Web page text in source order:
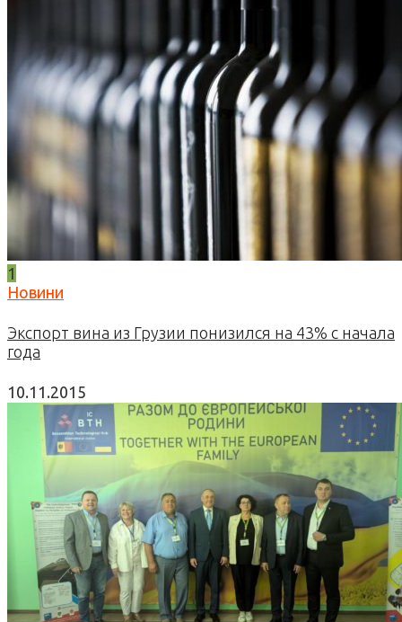
1
Новини
Экспорт вина из Грузии понизился на 43% с начала
года
10.11.2015